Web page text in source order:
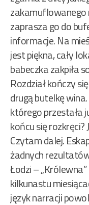
zaprasza go do
informacje. Na
jest piękna, cały
babeczka zakpiła
Rozdział kończy
drugą butelkę
którego przestała
końcu się
Czytam dalej.
żadnych
Łodzi –
kilkunastu
język narracji